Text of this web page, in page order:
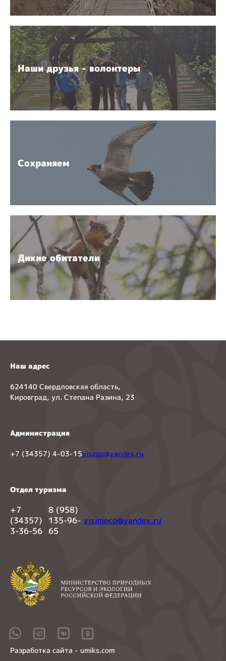
Наши друзья - волонтеры
Сохраняем
Дикие обитатели
Наш адрес
624140 Свердловская область,
Кировград, ул. Степана Разина, 23
Администрация
+7 (34357) 4-03-15viszap@yandex.ru
Отдел туризма
+7
(34357)
3-36-56
8 (958)
135-96-
65
visimeco@yandex.ru
Разработка сайта - umiks.com